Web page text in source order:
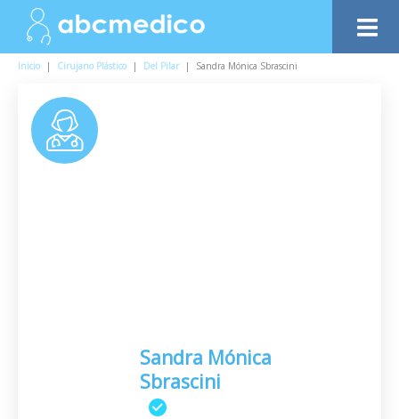
Inicio | Cirujano Plástico | Del Pilar | Sandra Mónica Sbrascini
Sandra Mónica
Sbrascini